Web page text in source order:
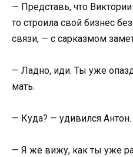
— Представь, что
то строила свой бизнес
связи, — с сарказмом
— Ладно, иди. Ты уже
мать.
— Куда? — удивился Антон.
— Я же вижу, как ты уже